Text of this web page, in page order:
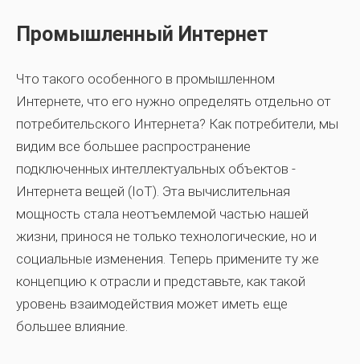
Промышленный Интернет
Что такого особенного в промышленном
Интернете, что его нужно определять отдельно от
потребительского Интернета? Как потребители, мы
видим все большее распространение
подключенных интеллектуальных объектов -
Интернета вещей (IoT). Эта вычислительная
мощность стала неотъемлемой частью нашей
жизни, принося не только технологические, но и
социальные изменения. Теперь примените ту же
концепцию к отрасли и представьте, как такой
уровень взаимодействия может иметь еще
большее влияние.